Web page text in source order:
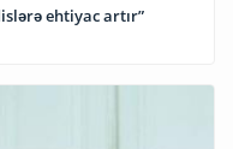
ehtiyac artır”